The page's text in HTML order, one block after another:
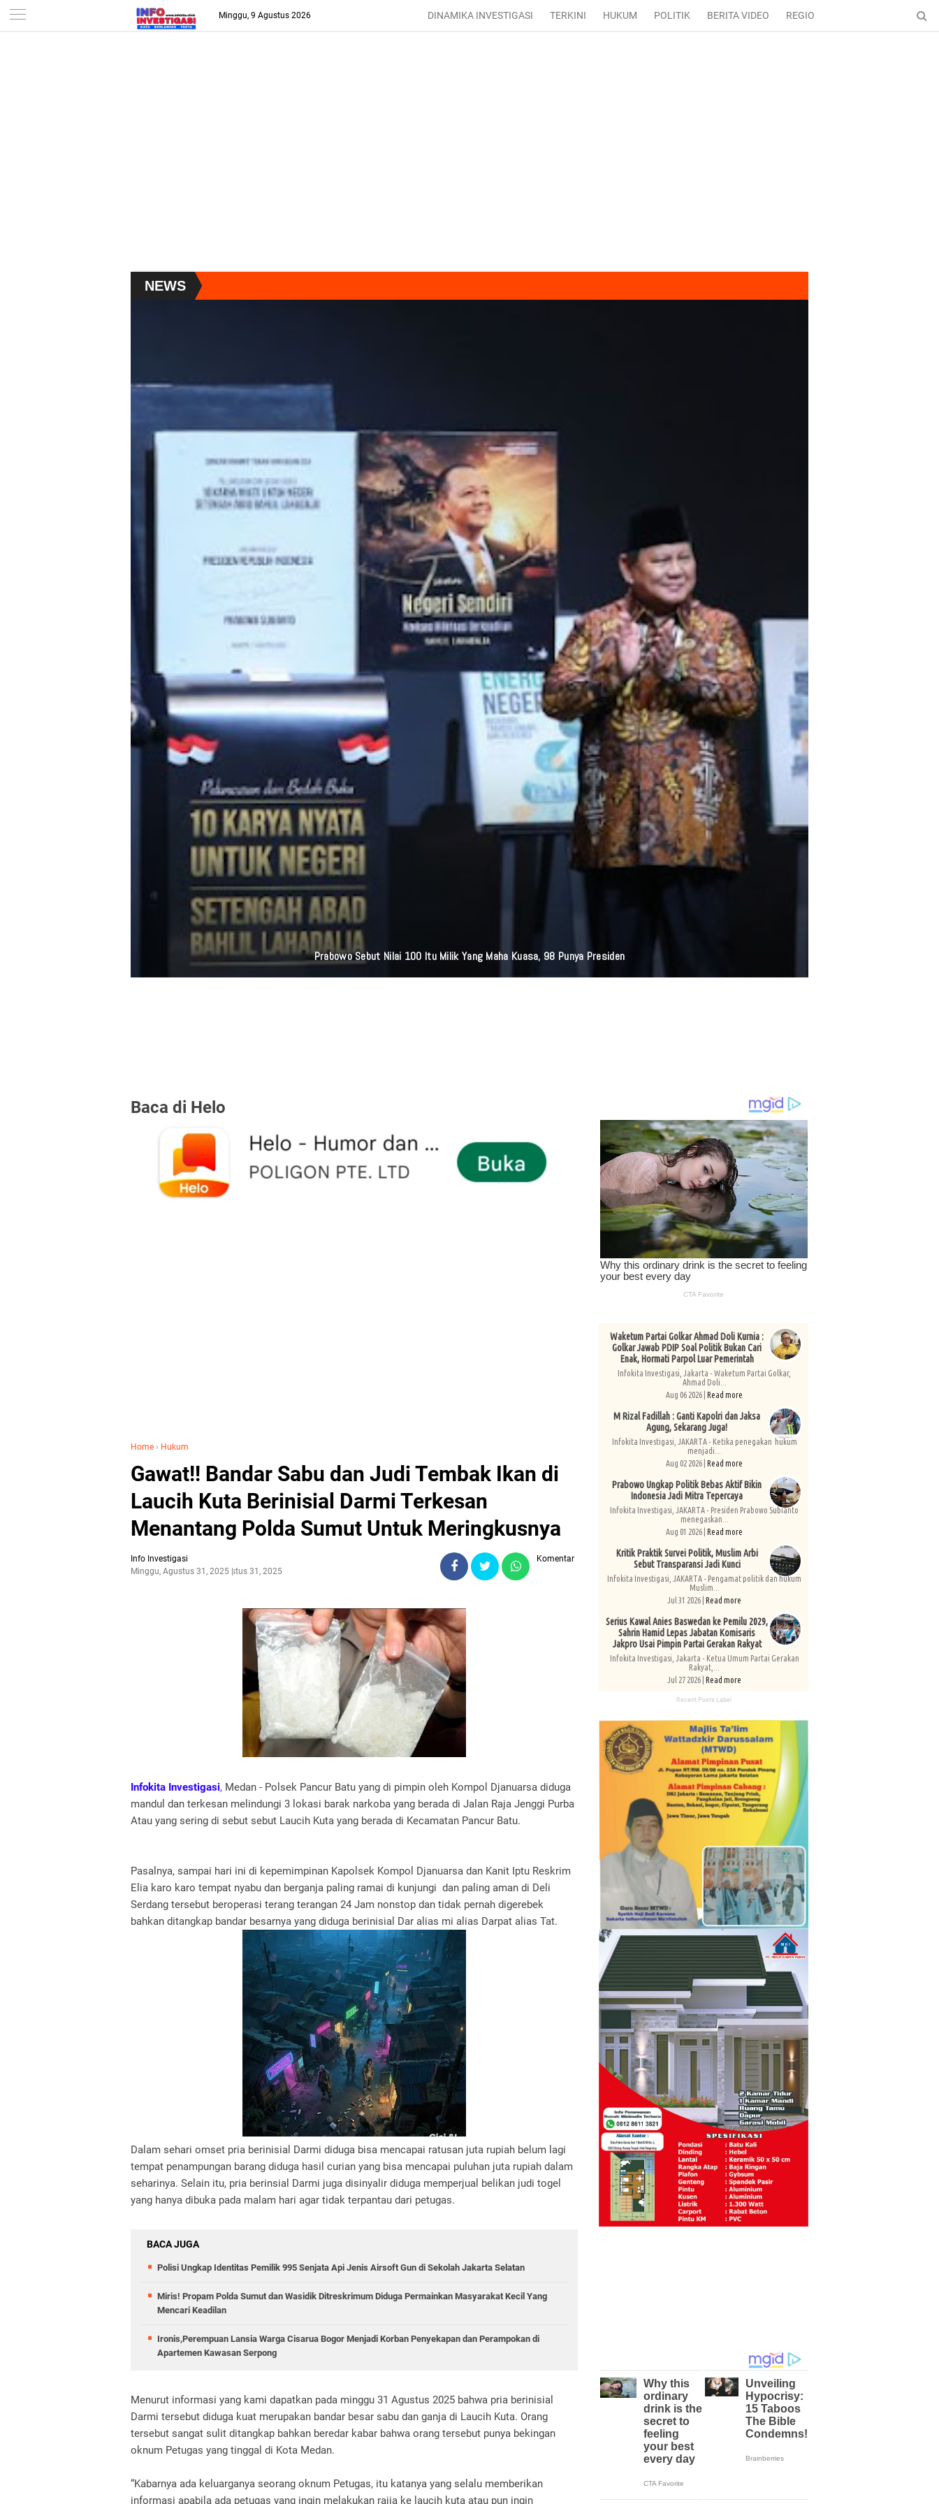
-->
Minggu, 9 Agustus 2026 DINAMIKA INVESTIGASI TERKINI HUKUM POLITIK BERITA VIDEO REGIONAL ENTERTAINMENT
NEWS
Prabowo Sebut Nilai 100 Itu Milik Yang Maha Kuasa, 98 Punya Presiden
Baca di Helo
Home › Hukum
Gawat!! Bandar Sabu dan Judi Tembak Ikan di
Laucih Kuta Berinisial Darmi Terkesan
Menantang Polda Sumut Untuk Meringkusnya
Info Investigasi
Minggu, Agustus 31, 2025Agustus 31, 2025
Komentar
Infokita Investigasi, Medan - Polsek Pancur Batu yang di pimpin oleh Kompol Djanuarsa diduga
mandul dan terkesan melindungi 3 lokasi barak narkoba yang berada di Jalan Raja Jenggi Purba
Atau yang sering di sebut sebut Laucih Kuta yang berada di Kecamatan Pancur Batu.
Pasalnya, sampai hari ini di kepemimpinan Kapolsek Kompol Djanuarsa dan Kanit Iptu Reskrim
Elia karo karo tempat nyabu dan berganja paling ramai di kunjungi dan paling aman di Deli
Serdang tersebut beroperasi terang terangan 24 Jam nonstop dan tidak pernah digerebek
bahkan ditangkap bandar besarnya yang diduga berinisial Dar alias mi alias Darpat alias Tat.
Dalam sehari omset pria berinisial Darmi diduga bisa mencapai ratusan juta rupiah belum lagi
tempat penampungan barang diduga hasil curian yang bisa mencapai puluhan juta rupiah dalam
seharinya. Selain itu, pria berinsial Darmi juga disinyalir diduga memperjual belikan judi togel
yang hanya dibuka pada malam hari agar tidak terpantau dari petugas.
BACA JUGA
Polisi Ungkap Identitas Pemilik 995 Senjata Api Jenis Airsoft Gun di Sekolah Jakarta Selatan
Miris! Propam Polda Sumut dan Wasidik Ditreskrimum Diduga Permainkan Masyarakat Kecil Yang
Mencari Keadilan
Ironis,Perempuan Lansia Warga Cisarua Bogor Menjadi Korban Penyekapan dan Perampokan di
Apartemen Kawasan Serpong
Menurut informasi yang kami dapatkan pada minggu 31 Agustus 2025 bahwa pria berinisial
Darmi tersebut diduga kuat merupakan bandar besar sabu dan ganja di Laucih Kuta. Orang
tersebut sangat sulit ditangkap bahkan beredar kabar bahwa orang tersebut punya bekingan
oknum Petugas yang tinggal di Kota Medan.
“Kabarnya ada keluarganya seorang oknum Petugas, itu katanya yang selalu memberikan
informasi apabila ada petugas yang ingin melakukan rajia ke laucih kuta atau pun ingin
Waketum Partai Golkar Ahmad Doli Kurnia :
Golkar Jawab PDIP Soal Politik Bukan Cari
Enak, Hormati Parpol Luar Pemerintah
Infokita Investigasi, Jakarta - Waketum Partai Golkar,
Ahmad Doli...
Aug 06 2026 | Read more
M Rizal Fadillah : Ganti Kapolri dan Jaksa
Agung, Sekarang Juga!
Infokita Investigasi, JAKARTA - Ketika penegakan hukum
menjadi...
Aug 02 2026 | Read more
Prabowo Ungkap Politik Bebas Aktif Bikin
Indonesia Jadi Mitra Tepercaya
Infokita Investigasi, JAKARTA - Presiden Prabowo Subianto
menegaskan...
Aug 01 2026 | Read more
Kritik Praktik Survei Politik, Muslim Arbi
Sebut Transparansi Jadi Kunci
Infokita Investigasi, JAKARTA - Pengamat politik dan hukum
Muslim...
Jul 31 2026 | Read more
Serius Kawal Anies Baswedan ke Pemilu 2029,
Sahrin Hamid Lepas Jabatan Komisaris
Jakpro Usai Pimpin Partai Gerakan Rakyat
Infokita Investigasi, Jakarta - Ketua Umum Partai Gerakan
Rakyat,...
Jul 27 2026 | Read more
Recent Posts Label